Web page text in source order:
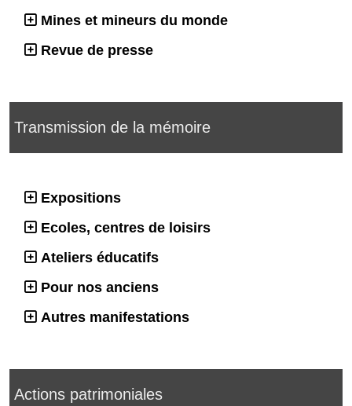
Mines et mineurs du monde
Revue de presse
Transmission de la mémoire
Expositions
Ecoles, centres de loisirs
Ateliers éducatifs
Pour nos anciens
Autres manifestations
Actions patrimoniales